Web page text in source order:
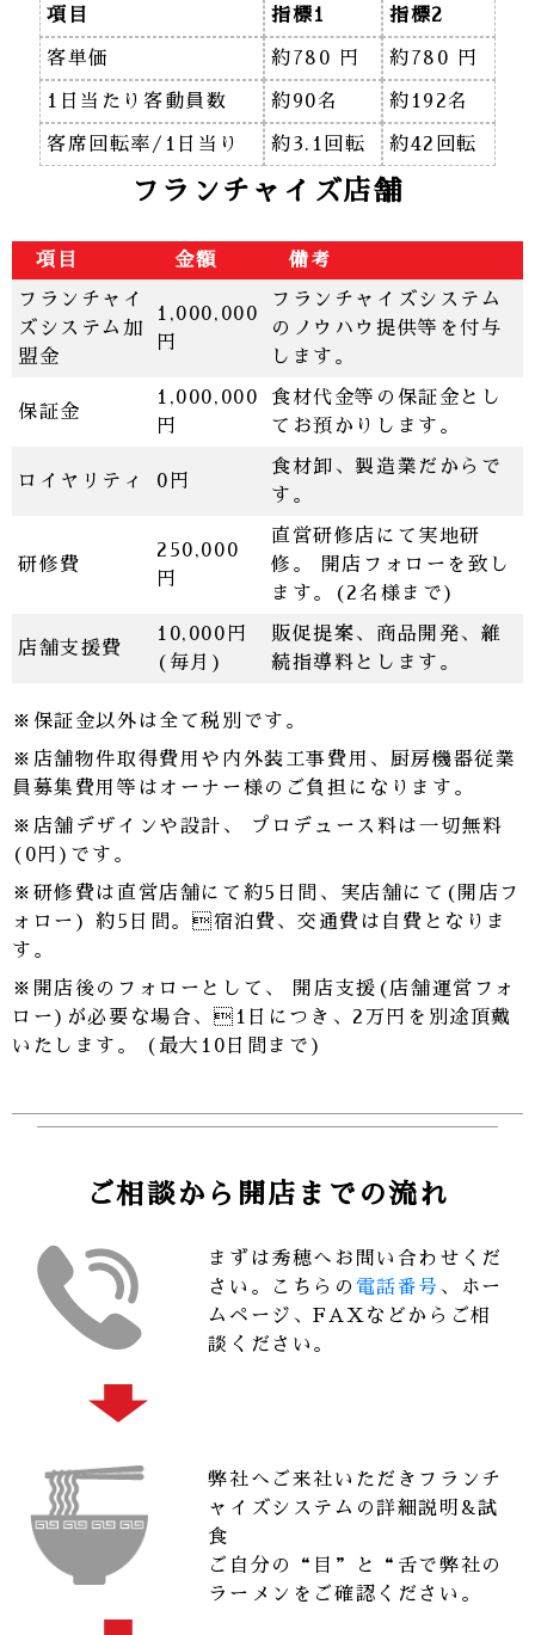
項目 指標1 指標2
客単価 約780 円 約780 円
1日当たり客動員数 約90名 約192名
客席回転率/1日当り 約3.1回転 約42回転
フランチャイズ店舗
項目 金額 備考
フランチャイ
ズシステム加
盟金
1,000,000
円
フランチャイズシステム
のノウハウ提供等を付与
します。
保証金
1,000,000
円
食材代金等の保証金とし
てお預かりします。
ロイヤリティ 0円
食材卸、製造業だからで
す。
研修費
250,000
円
直営研修店にて実地研
修。 開店フォローを致し
ます。(2名様まで)
店舗支援費
10,000円
(毎月)
販促提案、商品開発、維
続指導料とします。
保証金以外は全て税別です。
店舗物件取得費用や内外装工事費用、厨房機器従業
員募集費用等はオーナー様のご負担になります。
店舗デザインや設計、 プロデュース料は一切無料
(0円)です。
研修費は直営店舗にて約5日間、実店舗にて(開店フ
ォロー) 約5日間。宿泊費、交通費は自費となりま
す。
開店後のフォローとして、 開店支援(店舗運営フォ
ロー)が必要な場合、1日につき、2万円を別途頂戴
いたします。 (最大10日間まで)
ご相談から開店までの流れ
まずは秀穂へお問い合わせくだ
さい。こちらの 電話番号 、ホー
ムページ、FAXなどからご相
談ください。
弊社へご来社いただきフランチ
ャイズシステムの詳細説明&試
食
ご自分の“目”と“舌で弊社の
ラーメンをご確認ください。